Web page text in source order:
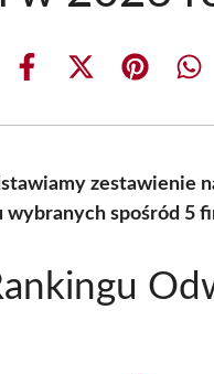
Share
Share
(Twitter)
Share
zestawienie
spośród 5